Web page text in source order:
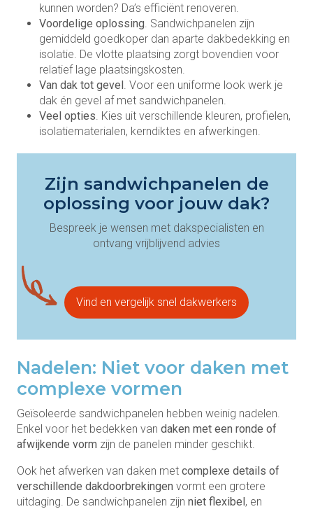
kunnen worden? Da’s efficiënt renoveren.
Voordelige oplossing . Sandwichpanelen zijn
gemiddeld goedkoper dan aparte dakbedekking en
isolatie. De vlotte plaatsing zorgt bovendien voor
relatief lage plaatsingskosten.
Van dak tot gevel . Voor een uniforme look werk je
dak én gevel af met sandwichpanelen.
Veel opties . Kies uit verschillende kleuren, profielen,
isolatiematerialen, kerndiktes en afwerkingen.
Zijn sandwichpanelen de
oplossing voor jouw dak?
Bespreek je wensen met dakspecialisten en
ontvang vrijblijvend advies
Vind en vergelijk snel dakwerkers
Nadelen: Niet voor daken met
complexe vormen
Geïsoleerde sandwichpanelen hebben weinig nadelen.
Enkel voor het bedekken van daken met een ronde of
afwijkende vorm zijn de panelen minder geschikt.
Ook het afwerken van daken met complexe details of
verschillende dakdoorbrekingen vormt een grotere
uitdaging. De sandwichpanelen zijn niet flexibel, en